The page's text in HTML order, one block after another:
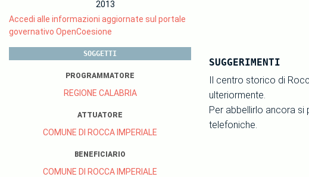
2013
Accedi alle informazioni aggiornate sul portale
governativo OpenCoesione
SOGGETTI
PROGRAMMATORE
REGIONE CALABRIA
ATTUATORE
COMUNE DI ROCCA IMPERIALE
BENEFICIARIO
COMUNE DI ROCCA IMPERIALE
SUGGERIMENTI
Il centro storico di
ulteriormente.
Per abbellirlo ancora si
telefoniche.